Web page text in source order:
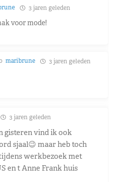
3 jaren geleden
voor mode!
maribrune 3 jaren geleden
3 jaren geleden
gisteren vind ik ook
sjaal😉 maar heb toch
werkbezoek met
en t Anne Frank huis